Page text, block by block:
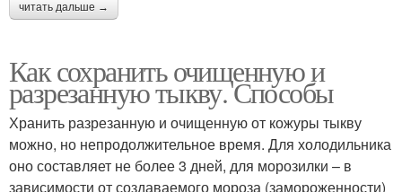
читать дальше →
Как сохранить очищенную и
разрезанную тыкву. Способы
Хранить разрезанную и очищенную от кожуры тыкву
можно, но непродолжительное время. Для холодильника
оно составляет не более 3 дней, для морозилки – в
зависимости от создаваемого мороза (замороженности)